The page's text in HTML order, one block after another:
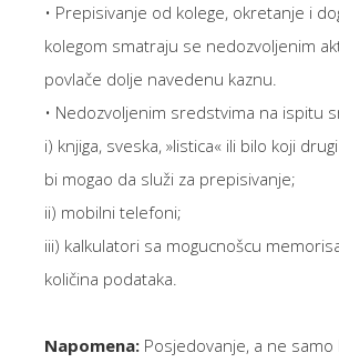
• Prepisivanje od kolege, okretanje i
kolegom smatraju se nedozvoljenim
povlače dolje navedenu kaznu.
• Nedozvoljenim sredstvima na ispitu
i) knjiga, sveska, »listica« ili bilo koji
bi mogao da služi za prepisivanje;
ii) mobilni telefoni;
iii) kalkulatori sa mogucnošcu
količina podataka.
Napomena: Posjedovanje, a ne samo